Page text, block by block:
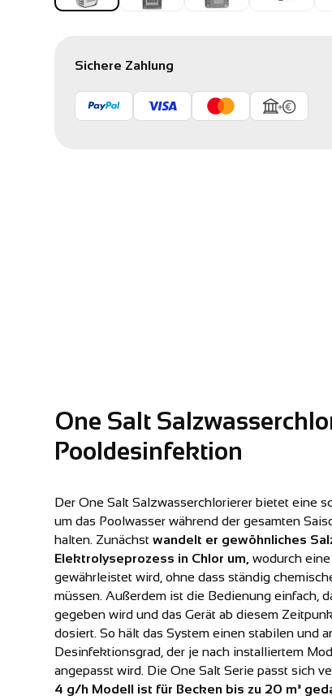
Sichere Zahlung
One Salt
Pooldesinfektion
Der One Salt Salzwasserchlorierer bietet eine
um das Poolwasser während der gesamten
halten. Zunächstwandelt er gewöhnliches
Elektrolyseprozess in Chlor um, wodurch
gewährleistet wird, ohne dass ständig
müssen. Außerdem ist die Bedienung einfach,
gegeben wird und das Gerät ab diesem
dosiert. So hält das System einen stabilen und
Desinfektionsgrad, der je nach installiertem
angepasst wird. Die One Salt Serie passt sich
4 g/h Modell ist für Becken bis zu 20 m³